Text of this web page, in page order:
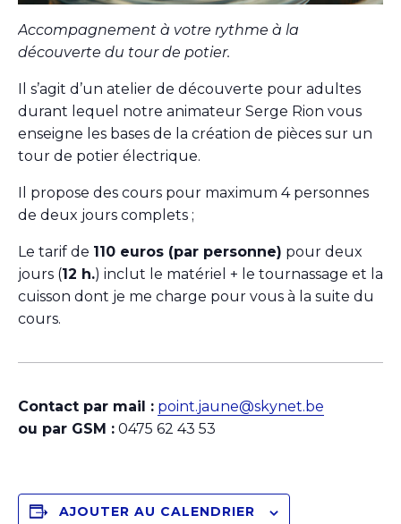
Accompagnement à votre rythme à la
découverte du tour de potier.
Il s’agit d’un atelier de découverte pour adultes
durant lequel notre animateur Serge Rion vous
enseigne les bases de la création de pièces sur un
tour de potier électrique.
Il propose des cours pour maximum 4 personnes
de deux jours complets ;
Le tarif de 110 euros (par personne) pour deux
jours (12 h.) inclut le matériel + le tournassage et la
cuisson dont je me charge pour vous à la suite du
cours.
Contact par mail : point.jaune@skynet.be
ou par GSM : 0475 62 43 53
AJOUTER AU CALENDRIER